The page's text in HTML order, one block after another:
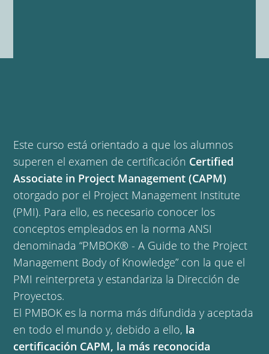
Este curso está orientado a que los alumnos
superen el examen de certificación Certified
Associate in Project Management (CAPM)
otorgado por el Project Management Institute
(PMI). Para ello, es necesario conocer los
conceptos empleados en la norma ANSI
denominada “PMBOK® - A Guide to the Project
Management Body of Knowledge” con la que el
PMI reinterpreta y estandariza la Dirección de
Proyectos.
El PMBOK es la norma más difundida y aceptada
en todo el mundo y, debido a ello, la
certificación CAPM, la más reconocida